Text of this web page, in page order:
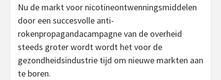
Nu de markt voor nicotineontwenningsmiddelen
door een succesvolle anti-
rokenpropagandacampagne van de overheid
steeds groter wordt wordt het voor de
gezondheidsindustrie tijd om nieuwe markten aan
te boren.